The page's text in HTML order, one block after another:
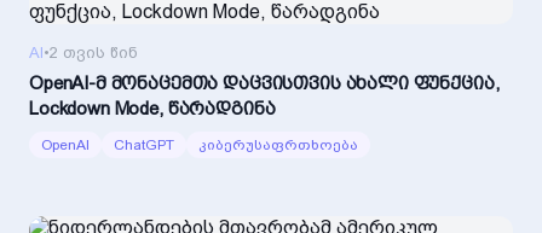
AI•2 თვის წინ
OpenAI-მ მონაცემთა დაცვისთვის ახალი ფუნქცია,
Lockdown Mode, წარადგინა
OpenAI ChatGPT კიბერუსაფრთხოება